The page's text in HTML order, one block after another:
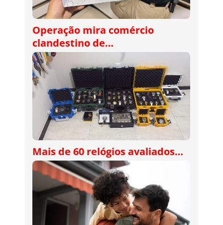
Operação mira comércio
clandestino de…
Mais de 60 relógios avaliados…